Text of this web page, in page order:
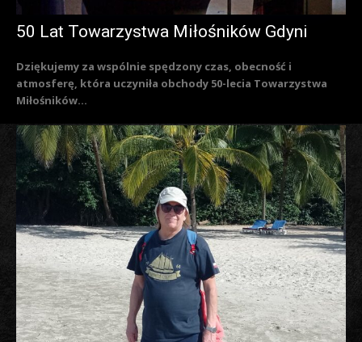
50 Lat Towarzystwa Miłośników Gdyni
Dziękujemy za wspólnie spędzony czas, obecność i
atmosferę, która uczyniła obchody 50-lecia Towarzystwa
Miłośników...